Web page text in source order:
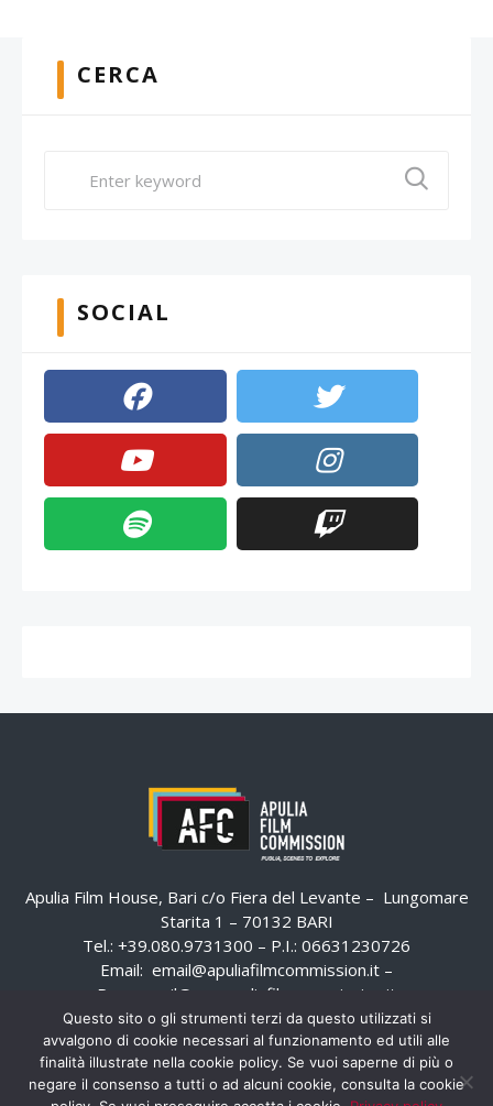
CERCA
SOCIAL
Apulia Film House, Bari c/o Fiera del Levante – Lungomare
Starita 1 – 70132 BARI
Tel.: +39.080.9731300 – P.I.: 06631230726
Email: email@apuliafilmcommission.it –
Pec:
email@pec.apuliafilmcommission.it
Questo sito o gli strumenti terzi da questo utilizzati si
avvalgono di cookie necessari al funzionamento ed utili alle
finalità illustrate nella cookie policy. Se vuoi saperne di più o
negare il consenso a tutti o ad alcuni cookie, consulta la cookie